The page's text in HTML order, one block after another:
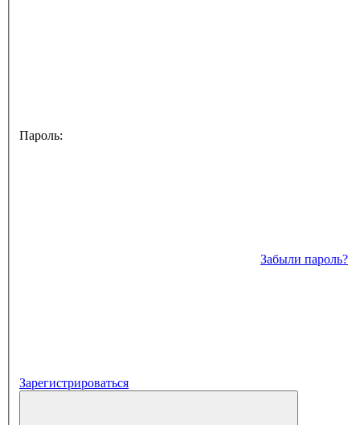
Пароль:
Забыли пароль?
Зарегистрироваться